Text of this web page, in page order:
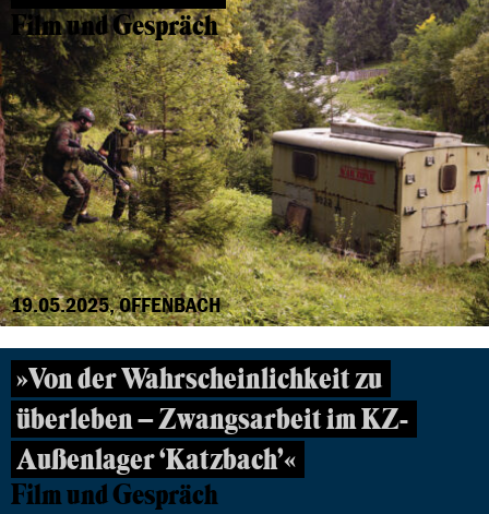
Film und Gespräch
19.05.2025, OFFENBACH
»Von der Wahrscheinlichkeit zu
überleben – Zwangsarbeit im KZ-
Außenlager ‘Katzbach’«
Film und Gespräch